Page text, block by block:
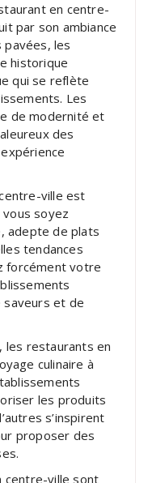
en centre-
par son ambiance
pavées, les
historique
qui se reflète
Les
de modernité et
des
ville est
soyez
adepte de plats
tendances
forcément votre
et de
les restaurants en
culinaire à
les produits
s’inspirent
proposer des
centre-ville sont